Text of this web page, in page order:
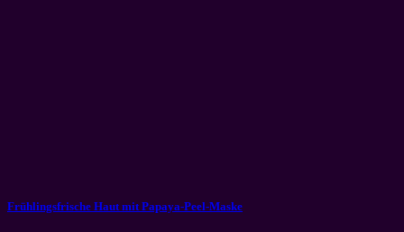
Frühlingsfrische Haut mit Papaya-Peel-Maske